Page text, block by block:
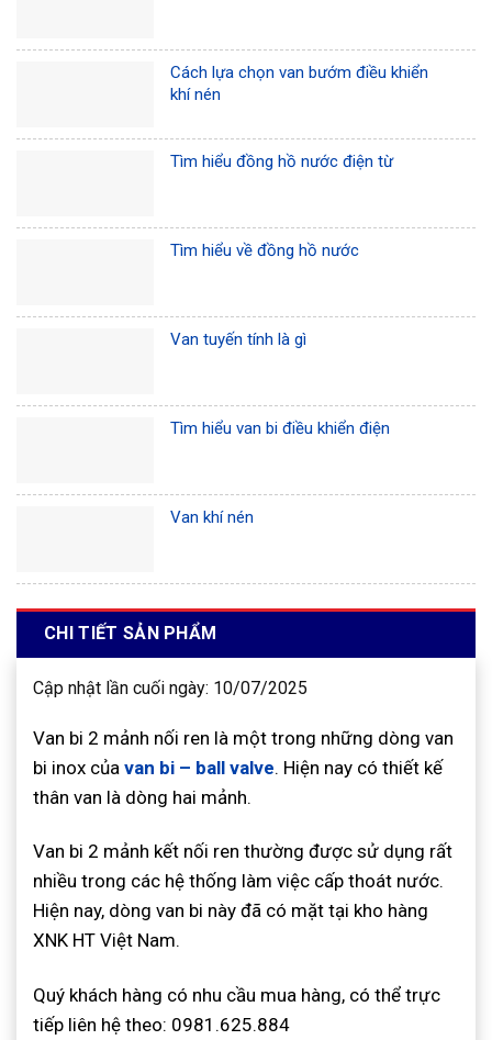
Cách lựa chọn van bướm điều khiển
khí nén
Tìm hiểu đồng hồ nước điện từ
Tìm hiểu về đồng hồ nước
Van tuyến tính là gì
Tìm hiểu van bi điều khiển điện
Van khí nén
CHI TIẾT SẢN PHẨM
Cập nhật lần cuối ngày: 10/07/2025
Van bi 2 mảnh nối ren là một trong những dòng van
bi inox của van bi – ball valve. Hiện nay có thiết kế
thân van là dòng hai mảnh.
Van bi 2 mảnh kết nối ren thường được sử dụng rất
nhiều trong các hệ thống làm việc cấp thoát nước.
Hiện nay, dòng van bi này đã có mặt tại kho hàng
XNK HT Việt Nam.
Quý khách hàng có nhu cầu mua hàng, có thể trực
tiếp liên hệ theo: 0981.625.884